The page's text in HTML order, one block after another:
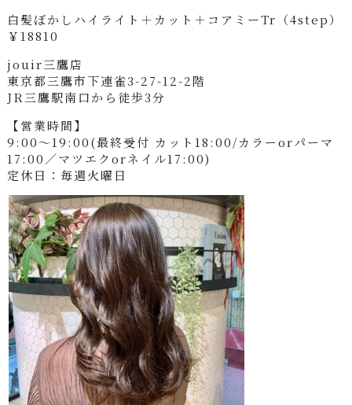
白髪ぼかしハイライト＋カット＋コアミーTr（4step）
￥18810
jouir三鷹店
東京都三鷹市下連雀3-27-12-2階
JR三鷹駅南口から徒歩3分
【営業時間】
9:00～19:00(最終受付 カット18:00/カラーorパーマ
17:00／マツエクorネイル17:00)
定休日：毎週火曜日